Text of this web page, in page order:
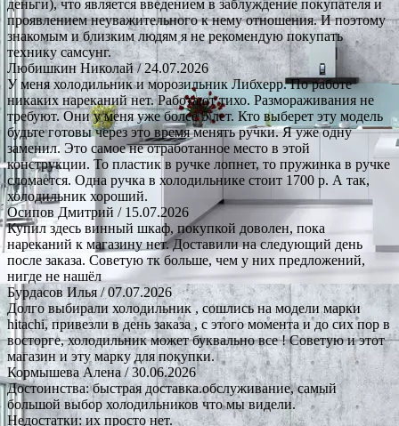
деньги), что является введением в заблуждение покупателя и
проявлением неуважительного к нему отношения. И поэтому
знакомым и близким людям я не рекомендую покупать
технику самсунг.
Любишкин Николай/ 24.07.2026
У меня холодильник и морозильник Либхерр. По работе
никаких нареканий нет. Работают тихо. Размораживания не
требуют. Они у меня уже более 5 лет. Кто выберет эту модель
будьте готовы через это время менять ручки. Я уже одну
заменил. Это самое не отработанное место в этой
конструкции. То пластик в ручке лопнет, то пружинка в ручке
сломается. Одна ручка в холодильнике стоит 1700 р. А так,
холодильник хороший.
Осипов Дмитрий / 15.07.2026
Купил здесь винный шкаф, покупкой доволен, пока
нареканий к магазину нет. Доставили на следующий день
после заказа. Советую тк больше, чем у них предложений,
нигде не нашёл
Бурдасов Илья/ 07.07.2026
Долго выбирали холодильник , сошлись на модели марки
hitachi, привезли в день заказа , с этого момента и до сих пор в
восторге, холодильник может буквально все ! Советую и этот
магазин и эту марку для покупки.
Кормышева Алена/ 30.06.2026
Достоинства: быстрая доставка.обслуживание, самый
большой выбор холодильников что мы видели.
Недостатки: их просто нет.